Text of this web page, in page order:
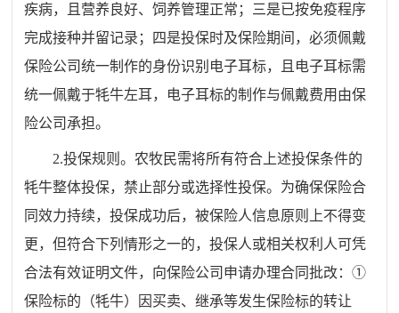
疾病，且营养良好、饲养管理正常；三是已按免疫程序
完成接种并留记录；四是投保时及保险期间，必须佩戴
保险公司统一制作的身份识别电子耳标，且电子耳标需
统一佩戴于牦牛左耳，电子耳标的制作与佩戴费用由保
险公司承担。
2.投保规则。农牧民需将所有符合上述投保条件的
牦牛整体投保，禁止部分或选择性投保。为确保保险合
同效力持续，投保成功后，被保险人信息原则上不得变
更，但符合下列情形之一的，投保人或相关权利人可凭
合法有效证明文件，向保险公司申请办理合同批改：①
保险标的（牦牛）因买卖、继承等发生保险标的转让